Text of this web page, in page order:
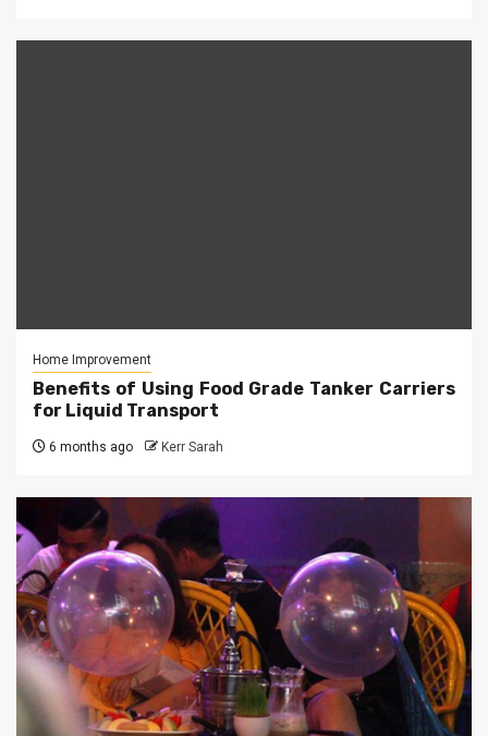
Home Improvement
Benefits of Using Food Grade Tanker Carriers
for Liquid Transport
6 months ago Kerr Sarah